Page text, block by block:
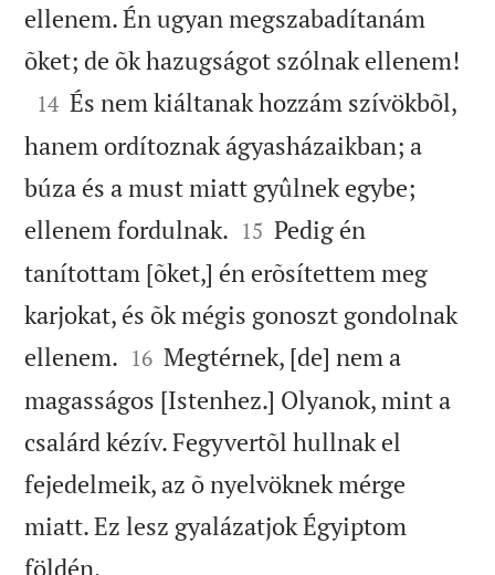
ellenem. Én ugyan megszabadítanám
õket; de õk hazugságot szólnak ellenem!

14 És nem kiáltanak hozzám szívökbõl,
hanem ordítoznak ágyasházaikban; a
búza és a must miatt gyûlnek egybe;
ellenem fordulnak. 

15 Pedig én
tanítottam [õket,] én erõsítettem meg
karjokat, és õk mégis gonoszt gondolnak
ellenem. 

16 Megtérnek, [de] nem a
magasságos [Istenhez.] Olyanok, mint a
csalárd kézív. Fegyvertõl hullnak el
fejedelmeik, az õ nyelvöknek mérge
miatt. Ez lesz gyalázatjok Égyiptom
földén.